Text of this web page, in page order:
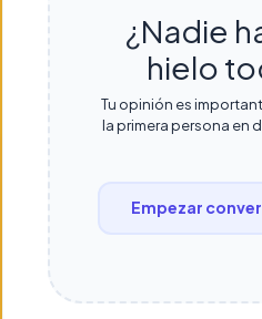
¿Nadie
hielo
Tu opinión es
la primera persona en
Empezar